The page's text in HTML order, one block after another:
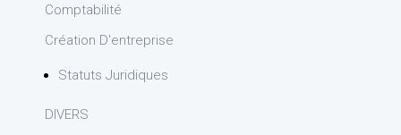
Comptabilité
Création D'entreprise
Statuts Juridiques
DIVERS